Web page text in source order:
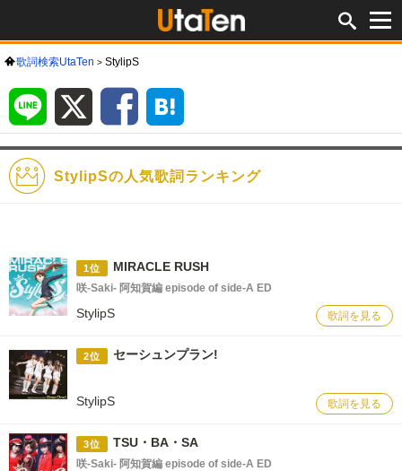
歌詞検索UtaTen StylipS
LINE Facebook
ク
ー
StylipSの人気歌詞ランキング
1位 MIRACLE RUSH
咲-Saki- 阿知賀編 episode of side-A ED
StylipS 歌詞を見る
2位 セーシュンプラン!
StylipS 歌詞を見る
3位 TSU・BA・SA
咲-Saki- 阿知賀編 episode of side-A ED